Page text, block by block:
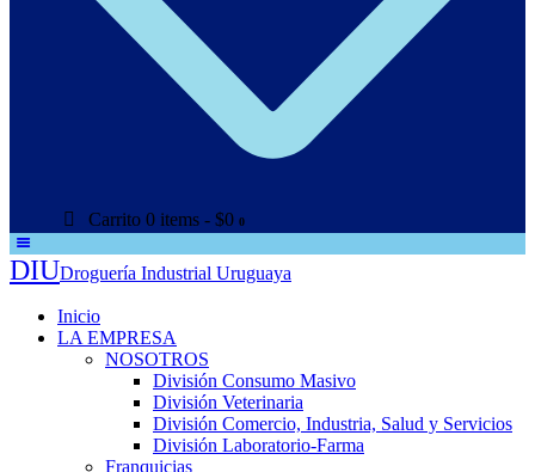
Carrito 0 items- $0 0
DIUDroguería Industrial Uruguaya
Inicio
LA EMPRESA
NOSOTROS
División Consumo Masivo
División Veterinaria
División Comercio, Industria, Salud y Servicios
División Laboratorio-Farma
Franquicias